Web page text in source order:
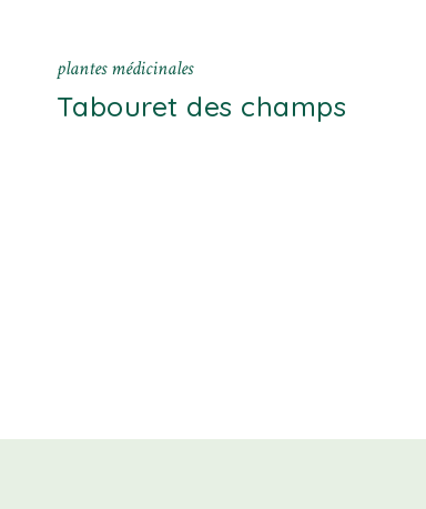
plantes médicinales
Tabouret des champs